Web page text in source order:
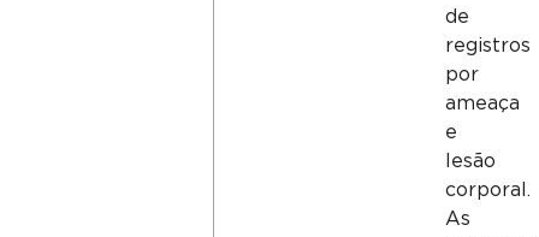
de
registros
por
ameaça
e
lesão
corporal.
As